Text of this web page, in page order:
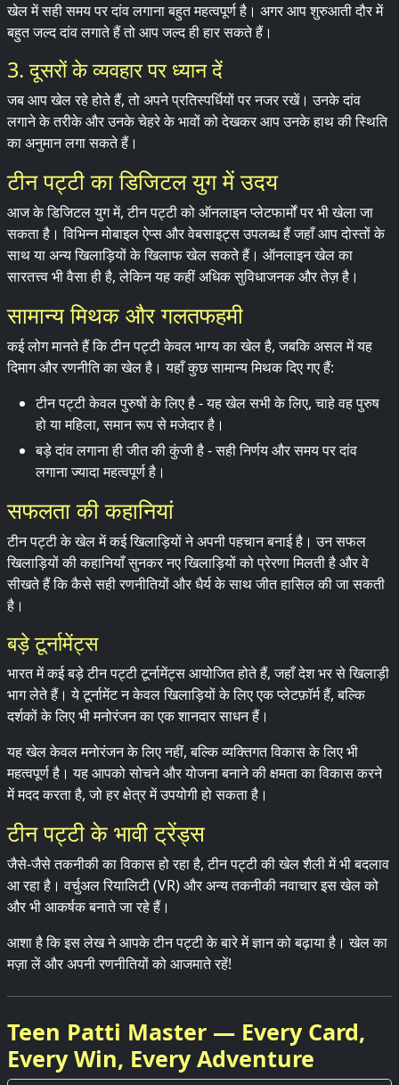
खेल में सही समय पर दांव लगाना बहुत महत्वपूर्ण है। अगर आप शुरुआती दौर में
बहुत जल्द दांव लगाते हैं तो आप जल्द ही हार सकते हैं।
3. दूसरों के व्यवहार पर ध्यान दें
जब आप खेल रहे होते हैं, तो अपने प्रतिस्पर्धियों पर नजर रखें। उनके दांव
लगाने के तरीके और उनके चेहरे के भावों को देखकर आप उनके हाथ की स्थिति
का अनुमान लगा सकते हैं।
टीन पट्टी का डिजिटल युग में उदय
आज के डिजिटल युग में, टीन पट्टी को ऑनलाइन प्लेटफार्मों पर भी खेला जा
सकता है। विभिन्न मोबाइल ऐप्स और वेबसाइट्स उपलब्ध हैं जहाँ आप दोस्तों के
साथ या अन्य खिलाड़ियों के खिलाफ खेल सकते हैं। ऑनलाइन खेल का
सारतत्त्व भी वैसा ही है, लेकिन यह कहीं अधिक सुविधाजनक और तेज़ है।
सामान्य मिथक और गलतफहमी
कई लोग मानते हैं कि टीन पट्टी केवल भाग्य का खेल है, जबकि असल में यह
दिमाग और रणनीति का खेल है। यहाँ कुछ सामान्य मिथक दिए गए हैं:
टीन पट्टी केवल पुरुषों के लिए है - यह खेल सभी के लिए, चाहे वह पुरुष
हो या महिला, समान रूप से मजेदार है।
बड़े दांव लगाना ही जीत की कुंजी है - सही निर्णय और समय पर दांव
लगाना ज्यादा महत्वपूर्ण है।
सफलता की कहानियां
टीन पट्टी के खेल में कई खिलाड़ियों ने अपनी पहचान बनाई है। उन सफल
खिलाड़ियों की कहानियाँ सुनकर नए खिलाड़ियों को प्रेरणा मिलती है और वे
सीखते हैं कि कैसे सही रणनीतियों और धैर्य के साथ जीत हासिल की जा सकती
है।
बड़े टूर्नामेंट्स
भारत में कई बड़े टीन पट्टी टूर्नामेंट्स आयोजित होते हैं, जहाँ देश भर से खिलाड़ी
भाग लेते हैं। ये टूर्नामेंट न केवल खिलाड़ियों के लिए एक प्लेटफ़ॉर्म हैं, बल्कि
दर्शकों के लिए भी मनोरंजन का एक शानदार साधन हैं।
यह खेल केवल मनोरंजन के लिए नहीं, बल्कि व्यक्तिगत विकास के लिए भी
महत्वपूर्ण है। यह आपको सोचने और योजना बनाने की क्षमता का विकास करने
में मदद करता है, जो हर क्षेत्र में उपयोगी हो सकता है।
टीन पट्टी के भावी ट्रेंड्स
जैसे-जैसे तकनीकी का विकास हो रहा है, टीन पट्टी की खेल शैली में भी बदलाव
आ रहा है। वर्चुअल रियालिटी (VR) और अन्य तकनीकी नवाचार इस खेल को
और भी आकर्षक बनाते जा रहे हैं।
आशा है कि इस लेख ने आपके टीन पट्टी के बारे में ज्ञान को बढ़ाया है। खेल का
मज़ा लें और अपनी रणनीतियों को आजमाते रहें!
Teen Patti Master — Every Card,
Every Win, Every Adventure